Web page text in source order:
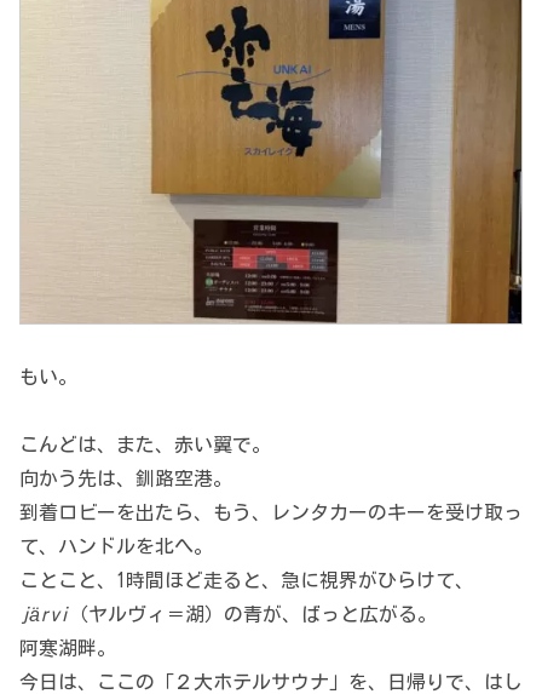
もい。
こんどは、また、赤い翼で。
向かう先は、釧路空港。
到着ロビーを出たら、もう、レンタカーのキーを受け取っ
て、ハンドルを北へ。
ことこと、1時間ほど走ると、急に視界がひらけて、
järvi （ヤルヴィ＝湖）の青が、ばっと広がる。
阿寒湖畔。
今日は、ここの「２大ホテルサウナ」を、日帰りで、はし